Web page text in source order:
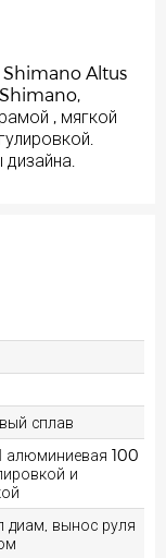
Shimano Altus
Shimano,
, мягкой
сплав
алюминиевая 100
и
диам, вынос руля